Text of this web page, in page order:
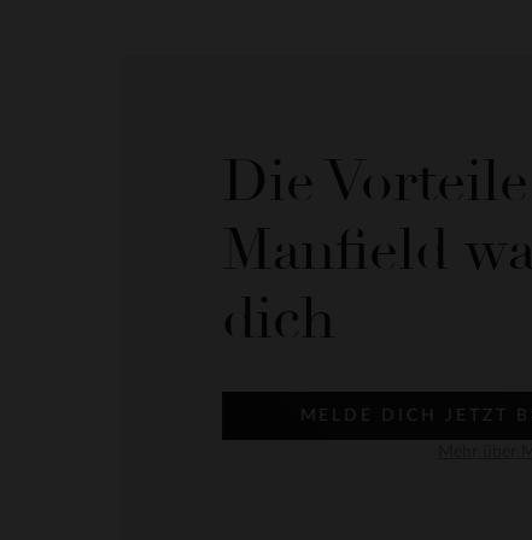
Die
Manfield
dich
MELDE DICH JETZT